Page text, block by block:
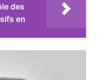
des
en